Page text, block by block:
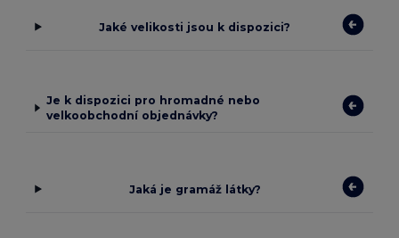
Jaké velikosti jsou k dispozici?
Je k dispozici pro hromadné nebo
velkoobchodní objednávky?
Jaká je gramáž látky?